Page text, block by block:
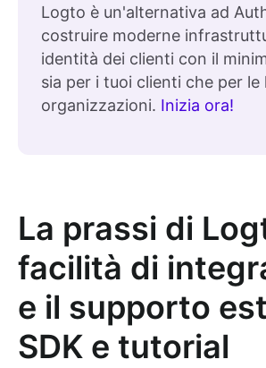
Logto è un'alternativa ad
costruire moderne
identità dei clienti con il
sia per i tuoi clienti che per le
organizzazioni. Inizia ora!
La prassi di
facilità di
e il supporto
SDK e tutorial